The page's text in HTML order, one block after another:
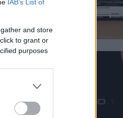
IAB’s List of
and store
to grant or
purposes